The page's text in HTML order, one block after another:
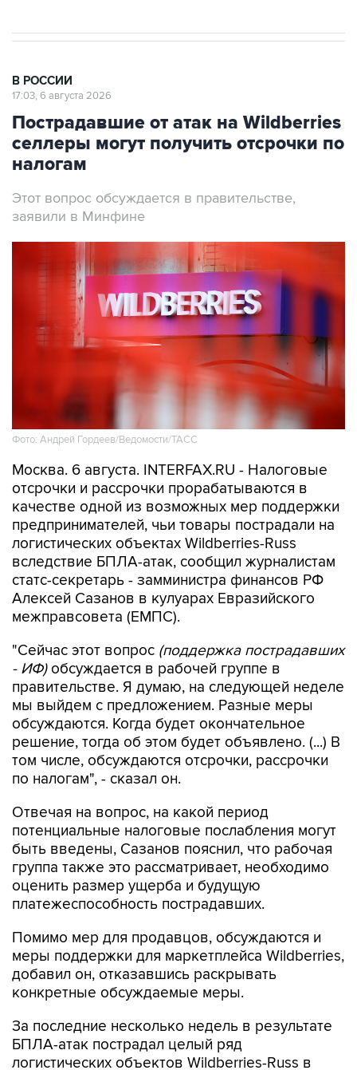
В РОССИИ
17:03, 6 августа 2026
Пострадавшие от атак на Wildberries
селлеры могут получить отсрочки по
налогам
Этот вопрос обсуждается в правительстве,
заявили в Минфине
Фото: Андрей Гордеев/Ведомости/ТАСС
Москва. 6 августа. INTERFAX.RU - Налоговые
отсрочки и рассрочки прорабатываются в
качестве одной из возможных мер поддержки
предпринимателей, чьи товары пострадали на
логистических объектах Wildberries-Russ
вследствие БПЛА-атак, сообщил журналистам
статс-секретарь - замминистра финансов РФ
Алексей Сазанов в кулуарах Евразийского
межправсовета (ЕМПС).
"Сейчас этот вопрос (поддержка пострадавших
- ИФ)обсуждается в рабочей группе в
правительстве. Я думаю, на следующей неделе
мы выйдем с предложением. Разные меры
обсуждаются. Когда будет окончательное
решение, тогда об этом будет объявлено. (...) В
том числе, обсуждаются отсрочки, рассрочки
по налогам", - сказал он.
Отвечая на вопрос, на какой период
потенциальные налоговые послабления могут
быть введены, Сазанов пояснил, что рабочая
группа также это рассматривает, необходимо
оценить размер ущерба и будущую
платежеспособность пострадавших.
Помимо мер для продавцов, обсуждаются и
меры поддержки для маркетплейса Wildberries,
добавил он, отказавшись раскрывать
конкретные обсуждаемые меры.
За последние несколько недель в результате
БПЛА-атак пострадал целый ряд
логистических объектов Wildberries-Russ в